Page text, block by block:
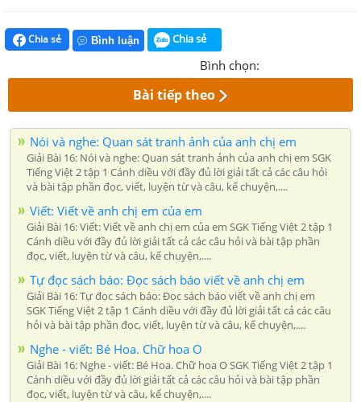
Chia sẻ Bình luận Chia sẻ
Bình chọn:
Bài tiếp theo
Nói và nghe: Quan sát tranh ảnh của anh chị em
Giải Bài 16: Nói và nghe: Quan sát tranh ảnh của anh chị em SGK
Tiếng Việt 2 tập 1 Cánh diều với đầy đủ lời giải tất cả các câu hỏi
và bài tập phần đọc, viết, luyện từ và câu, kể chuyện,....
Viết: Viết về anh chị em của em
Giải Bài 16: Viết: Viết về anh chị em của em SGK Tiếng Việt 2 tập 1
Cánh diều với đầy đủ lời giải tất cả các câu hỏi và bài tập phần
đọc, viết, luyện từ và câu, kể chuyện,....
Tự đọc sách báo: Đọc sách báo viết về anh chị em
Giải Bài 16: Tự đọc sách báo: Đọc sách báo viết về anh chị em
SGK Tiếng Việt 2 tập 1 Cánh diều với đầy đủ lời giải tất cả các câu
hỏi và bài tập phần đọc, viết, luyện từ và câu, kể chuyện,....
Nghe - viết: Bé Hoa. Chữ hoa O
Giải Bài 16: Nghe - viết: Bé Hoa. Chữ hoa O SGK Tiếng Việt 2 tập 1
Cánh diều với đầy đủ lời giải tất cả các câu hỏi và bài tập phần
đọc, viết, luyện từ và câu, kể chuyện,....